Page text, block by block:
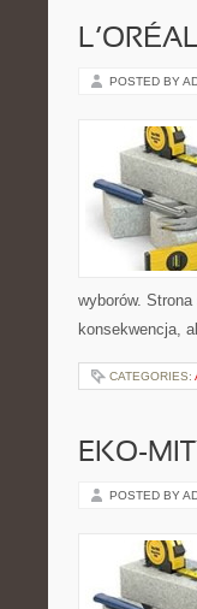
POSTED BY
wyborów.
konsekwencja,
CATEGORIES:
EKO-
POSTED BY